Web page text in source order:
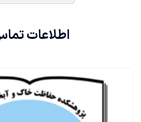
اطلاعات